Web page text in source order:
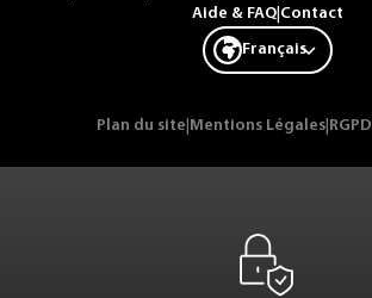
Aide & FAQ| Contact
Français
Plan du site Mentions Légales RGPD